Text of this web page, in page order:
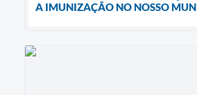
A IMUNIZAÇÃO NO NOSSO